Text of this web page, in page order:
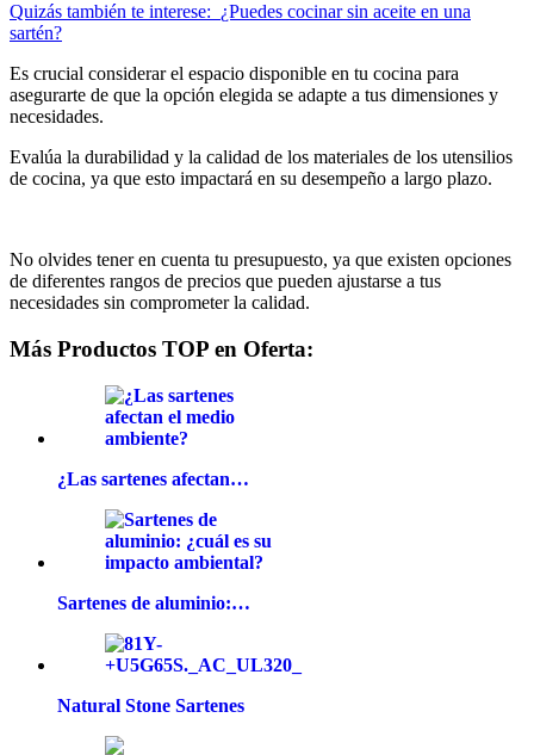
Quizás también te interese: ¿Puedes cocinar sin aceite en una
sartén?
Es crucial considerar el espacio disponible en tu cocina para
asegurarte de que la opción elegida se adapte a tus dimensiones y
necesidades.
Evalúa la durabilidad y la calidad de los materiales de los utensilios
de cocina, ya que esto impactará en su desempeño a largo plazo.
No olvides tener en cuenta tu presupuesto, ya que existen opciones
de diferentes rangos de precios que pueden ajustarse a tus
necesidades sin comprometer la calidad.
Más Productos TOP en Oferta:
¿Las sartenes afectan…
Sartenes de aluminio:…
Natural Stone Sartenes